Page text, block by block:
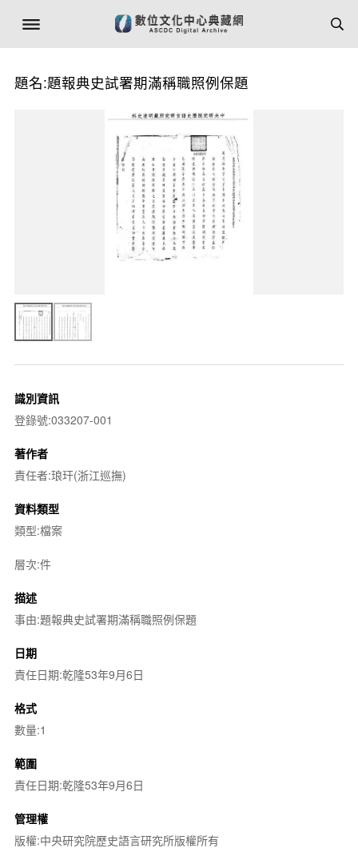
題名:題報典史試署期滿稱職照例保題
識別資訊
登錄號:033207-001
著作者
責任者:琅玕(浙江巡撫)
資料類型
類型:檔案
層次:件
描述
事由:題報典史試署期滿稱職照例保題
日期
責任日期:乾隆53年9月6日
格式
數量:1
範圍
責任日期:乾隆53年9月6日
管理權
版權:中央研究院歷史語言研究所版權所有